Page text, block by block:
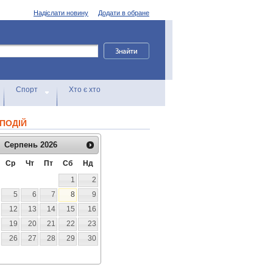
Додати в обране
Надіслати новину
Спорт Хто є хто
Серпень 2026
Ср Чт Пт Сб
Нд
1
2
5 6 7 8
9
12 13 14 15
16
19 20 21 22
23
26 27 28 29
30